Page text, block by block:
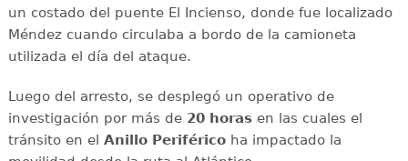
un costado del puente El Incienso, donde fue localizado
Méndez cuando circulaba a bordo de la camioneta
utilizada el día del ataque.
Luego del arresto, se desplegó un operativo de
investigación por más de 20 horasen las cuales el
tránsito en el Anillo Periféricoha impactado la